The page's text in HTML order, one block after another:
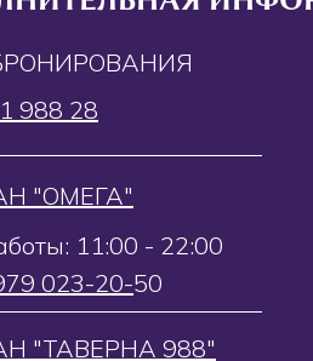
"ТАВЕРНА 988"
023-20-50
11:00 - 22:00
"ОМЕГА"
988 28